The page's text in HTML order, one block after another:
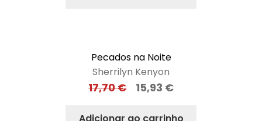
Pecados na Noite
Sherrilyn Kenyon
17,70€ 15,93 €